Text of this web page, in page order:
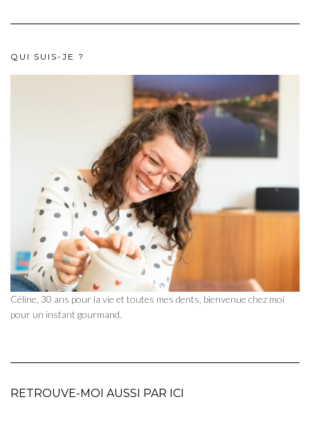
QUI SUIS-JE ?
Céline, 30 ans pour la vie et toutes mes dents, bienvenue chez moi
pour un instant gourmand.
RETROUVE-MOI AUSSI PAR ICI